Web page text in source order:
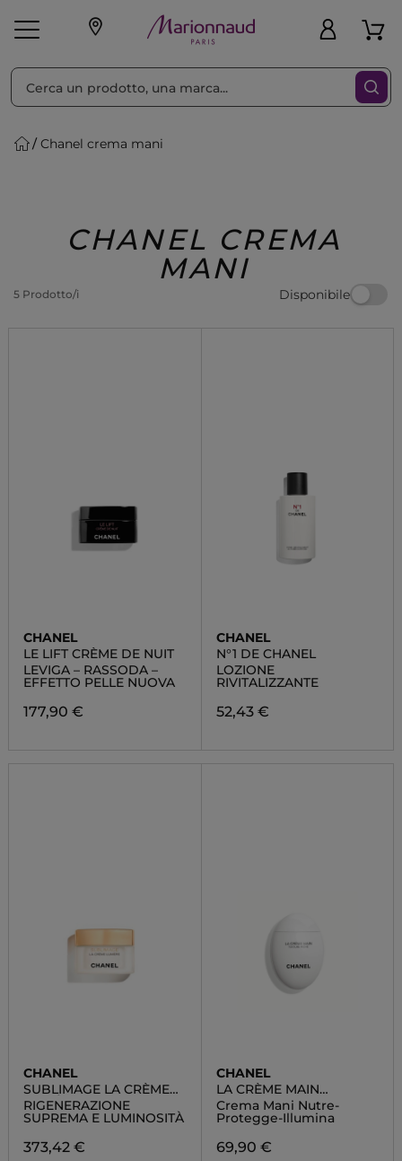
Make-up Profumi
Regalo
Chanel crema mani
CHANEL CREMA
MANI
5 Prodotto/i Disponibile
Ordina per Filtra
CHANEL
LE LIFT CRÈME DE NUIT
LEVIGA – RASSODA –
EFFETTO PELLE NUOVA
177,90 €
CHANEL
N°1 DE CHANEL
LOZIONE
RIVITALIZZANTE
52,43 €
CHANEL
SUBLIMAGE LA CRÈME
LUMIÈRE
RIGENERAZIONE
SUPREMA E LUMINOSITÀ
373,42 €
CHANEL
LA CRÈME MAIN
TEXTURE RICHE
Crema Mani Nutre-
Protegge-Illumina
69,90 €